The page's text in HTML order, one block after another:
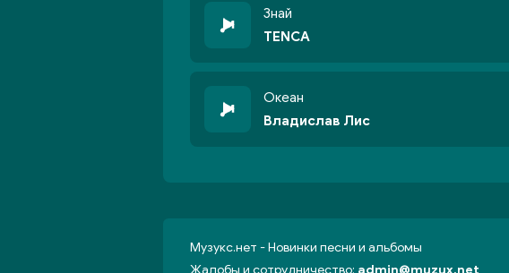
Знай
TENCA
Океан
Владислав Лис
Музукс.нет - Новинки песни и альбомы
Жалобы и сотрудничество: admin@muzux.net